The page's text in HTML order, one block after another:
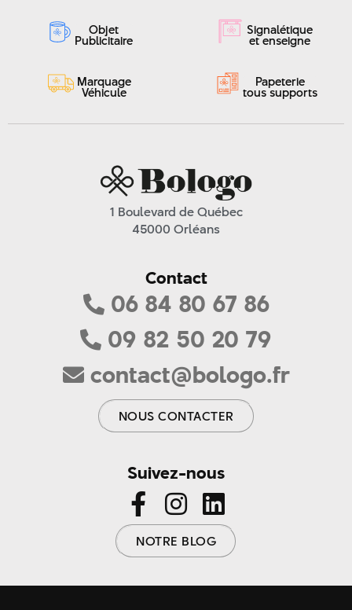
Objet
Publicitaire
Signalétique
et enseigne
Marquage
Véhicule
Papeterie
tous supports
1 Boulevard de Québec
45000 Orléans
Contact
06 84 80 67 86
09 82 50 20 79
contact@bologo.fr
NOUS CONTACTER
Suivez-nous
NOTRE BLOG